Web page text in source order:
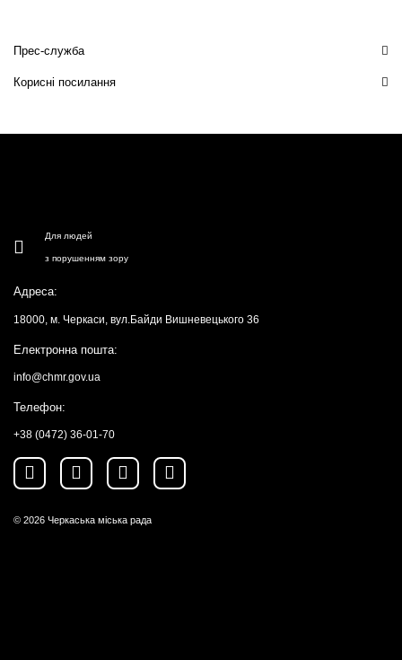
Прес-служба
Корисні посилання
Для людей
з порушенням зору
Адреса:
18000, м. Черкаси, вул.Байди Вишневецького 36
Електронна пошта:
info@chmr.gov.ua
Телефон:
+38 (0472) 36-01-70
© 2026 Черкаська міська рада